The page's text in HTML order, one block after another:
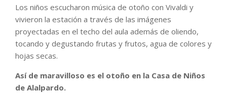
Los niños escucharon música de otoño con Vivaldi y
vivieron la estación a través de las imágenes
proyectadas en el techo del aula además de oliendo,
tocando y degustando frutas y frutos, agua de colores y
hojas secas.
Así de maravilloso es el otoño en la Casa de Niños
de Alalpardo.